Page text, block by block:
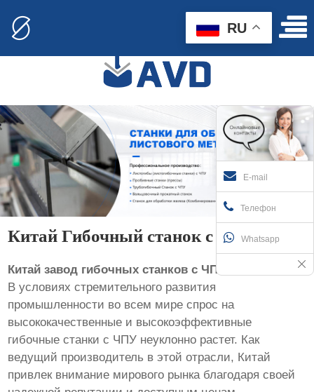
Китай Гибочный станок с ЧПУ завод
Китай завод гибочных станков с ЧПУ
В условиях стремительного развития
промышленности во всем мире спрос на
высококачественные и высокоэффективные
гибочные станки с ЧПУ неуклонно растет. Как
ведущий производитель в этой отрасли, Китай
привлек внимание мирового рынка благодаря своей
E-mail
Телефон
Whatsapp
RU